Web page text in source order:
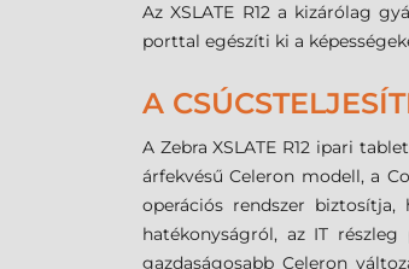
Az XSLATE R12 a kizárólag
porttal egészíti ki a
A
A Zebra XSLATE R12 ipari
árfekvésű Celeron modell, a
operációs rendszer
hatékonyságról, az IT
gazdaságosabb Celeron